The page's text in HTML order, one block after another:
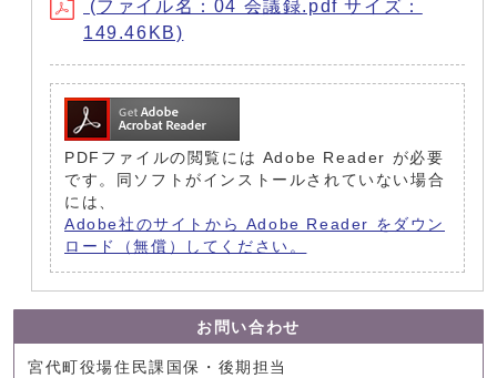
(ファイル名：04 会議録.pdf サイズ：
149.46KB)
PDFファイルの閲覧には Adobe Reader が必要
です。同ソフトがインストールされていない場合
には、
Adobe社のサイトから Adobe Reader をダウン
ロード（無償）してください。
お問い合わせ
宮代町役場住民課国保・後期担当